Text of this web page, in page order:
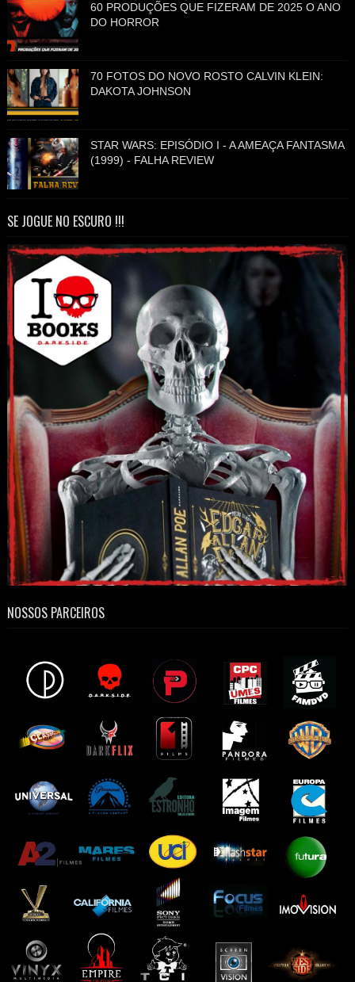
60 PRODUÇÕES QUE FIZERAM DE 2025 O ANO
DO HORROR
70 FOTOS DO NOVO ROSTO CALVIN KLEIN:
DAKOTA JOHNSON
STAR WARS: EPISÓDIO I - A AMEAÇA FANTASMA
(1999) - FALHA REVIEW
SE JOGUE NO ESCURO !!!
NOSSOS PARCEIROS